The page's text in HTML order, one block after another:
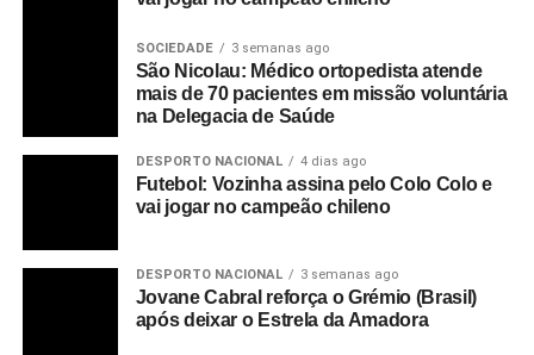
SOCIEDADE 3 semanas ago
São Nicolau: Médico ortopedista atende
mais de 70 pacientes em missão voluntária
na Delegacia de Saúde
DESPORTO NACIONAL 4 dias ago
Futebol: Vozinha assina pelo Colo Colo e
vai jogar no campeão chileno
DESPORTO NACIONAL 3 semanas ago
Jovane Cabral reforça o Grémio (Brasil)
após deixar o Estrela da Amadora